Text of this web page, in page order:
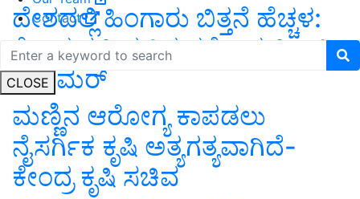
Contact
CLOSE
ದೇಶದಲ್ಲಿ ಹಿಂಗಾರು ಬಿತ್ತನೆ ಹೆಚ್ಚಳ:
ಕೇಂದ್ರ ಕೃಷಿ ಸಚಿವ ನರೇಂದ್ರ ಸಿಂಗ್‌
ತೋಮರ್‌
ಮಣ್ಣಿನ ಆರೋಗ್ಯ ಕಾಪಡಲು
ನೈಸರ್ಗಿಕ ಕೃಷಿ ಅತ್ಯಗತ್ಯವಾಗಿದೆ-
ಕೇಂದ್ರ ಕೃಷಿ ಸಚಿವ